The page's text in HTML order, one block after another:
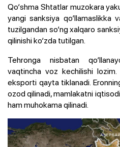
Qo‘shma Shtatlar muzokara
yangi sanksiya qo‘llamaslikka
tuzilgandan so‘ng xalqaro
qilinishi ko‘zda tutilgan.
Tehronga nisbatan
vaqtincha voz kechilishi
eksporti qayta tiklanadi.
ozod qilinadi, mamlakatni
ham muhokama qilinadi.